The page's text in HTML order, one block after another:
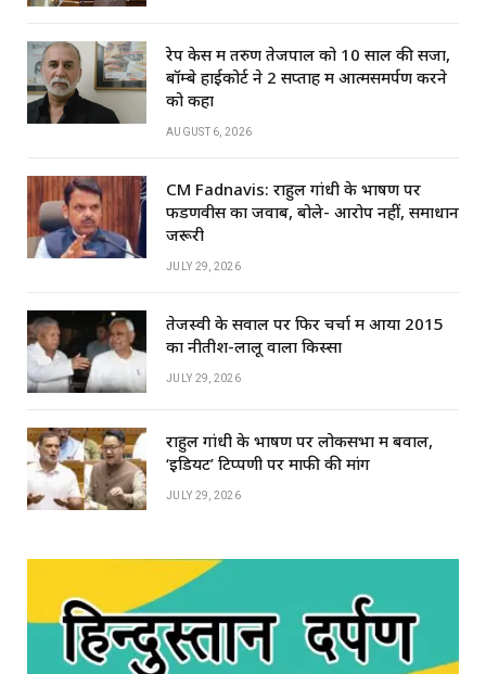
रेप केस में तरुण तेजपाल को 10 साल की सजा,
बॉम्बे हाईकोर्ट ने 2 सप्ताह में आत्मसमर्पण करने
को कहा
AUGUST 6, 2026
CM Fadnavis: राहुल गांधी के भाषण पर
फडणवीस का जवाब, बोले- आरोप नहीं, समाधान
जरूरी
JULY 29, 2026
तेजस्वी के सवाल पर फिर चर्चा में आया 2015
का नीतीश-लालू वाला किस्सा
JULY 29, 2026
राहुल गांधी के भाषण पर लोकसभा में बवाल,
‘इडियट’ टिप्पणी पर माफी की मांग
JULY 29, 2026